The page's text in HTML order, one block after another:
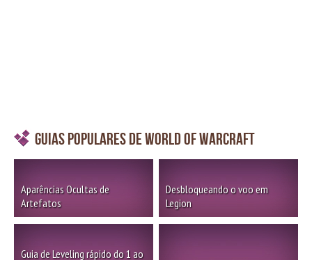
Guias Populares de World of Warcraft
Aparências Ocultas de
Artefatos
Desbloqueando o voo em
Legion
Guia de Leveling rápido do 1 ao